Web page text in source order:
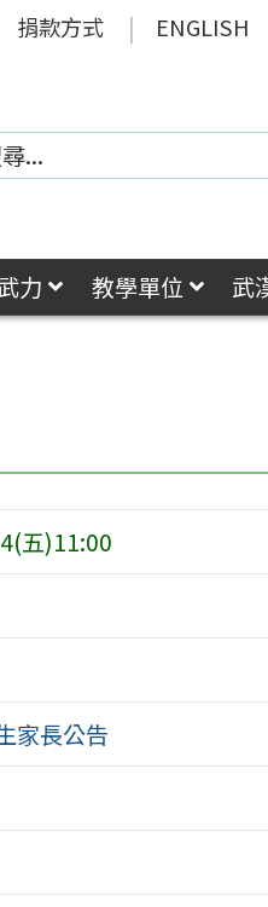
捐款方式 ENGLISH
力 教學單位
武
五)11:00
家長公告